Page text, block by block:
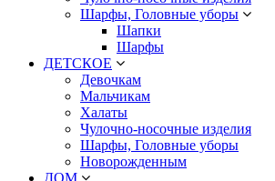
Шарфы, Головные уборы
Шапки
Шарфы
ДЕТСКОЕ
Девочкам
Мальчикам
Халаты
Чулочно-носочные изделия
Шарфы, Головные уборы
Новорожденным
ДОМ